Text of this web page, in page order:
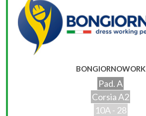
BONGIORNOWORK
Pad. A
Corsia A2
10A - 28